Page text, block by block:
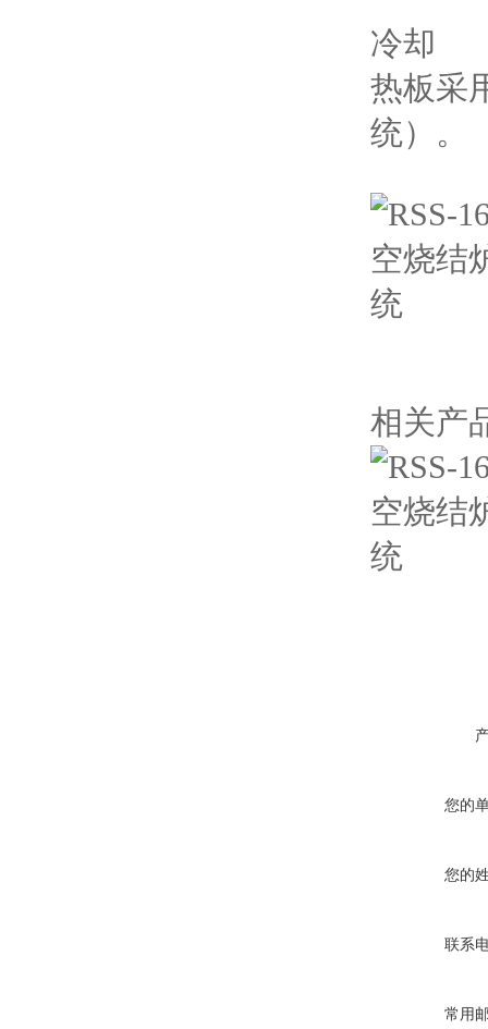
冷却
热板采
统）。
相关产
您的
您的
联系
常用